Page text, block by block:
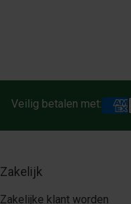
Veilig betalen met:
Zakelijk
Zakelijke klant worden